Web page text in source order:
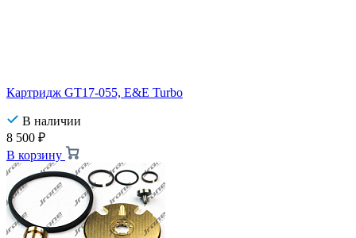
Картридж GT17-055, E&E Turbo
В наличии
8 500 ₽
В корзину